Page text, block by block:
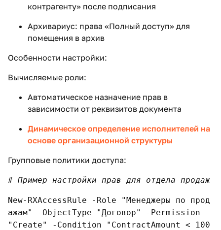
контрагенту» после подписания
Архивариус: права «Полный доступ» для
помещения в архив
Особенности настройки:
Вычисляемые роли:
Автоматическое назначение прав в
зависимости от реквизитов документа
Динамическое определение исполнителей на
основе организационной структуры
Групповые политики доступа:
# Пример настройки прав для отдела продаж
New-RXAccessRule -Role "Менеджеры по прод
ажам" -ObjectType "Договор" -Permission
"Create" -Condition "ContractAmount < 100